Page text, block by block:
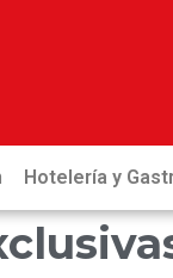
Hotelería y